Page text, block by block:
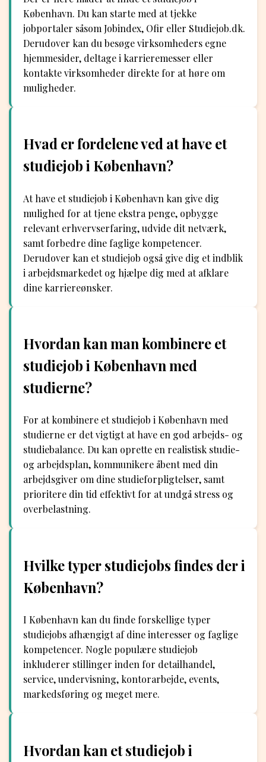
København. Du kan starte med at tjekke
jobportaler såsom Jobindex, Ofir eller Studiejob.dk.
Derudover kan du besøge virksomheders egne
hjemmesider, deltage i karrieremesser eller
kontakte virksomheder direkte for at høre om
muligheder.
Hvad er fordelene ved at have et
studiejob i København?
At have et studiejob i København kan give dig
mulighed for at tjene ekstra penge, opbygge
relevant erhvervserfaring, udvide dit netværk,
samt forbedre dine faglige kompetencer.
Derudover kan et studiejob også give dig et indblik
i arbejdsmarkedet og hjælpe dig med at afklare
dine karriereønsker.
Hvordan kan man kombinere et
studiejob i København med
studierne?
For at kombinere et studiejob i København med
studierne er det vigtigt at have en god arbejds- og
studiebalance. Du kan oprette en realistisk studie-
og arbejdsplan, kommunikere åbent med din
arbejdsgiver om dine studieforpligtelser, samt
prioritere din tid effektivt for at undgå stress og
overbelastning.
Hvilke typer studiejobs findes der i
København?
I København kan du finde forskellige typer
studiejobs afhængigt af dine interesser og faglige
kompetencer. Nogle populære studiejob
inkluderer stillinger inden for detailhandel,
service, undervisning, kontorarbejde, events,
markedsføring og meget mere.
Hvordan kan et studiejob i